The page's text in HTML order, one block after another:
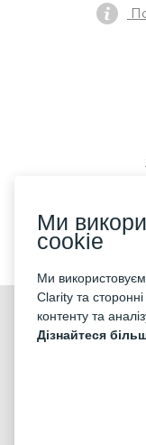
©2026
Ми
Harju maakond,
Ми
cookie
Ми
Clarity та
контенту та
Дізнайтеся